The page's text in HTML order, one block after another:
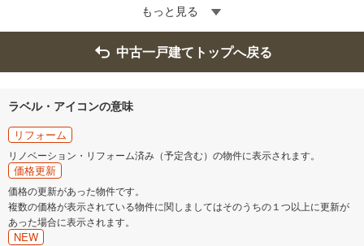
もっと見る
中古一戸建てトップへ戻る
ラベル・アイコンの意味
リフォーム
リノベーション・リフォーム済み（予定含む）の物件に表示されます。
価格更新
価格の更新があった物件です。
複数の価格が表示されている物件に関しましてはそのうちの１つ以上に更新が
あった場合に表示されます。
NEW